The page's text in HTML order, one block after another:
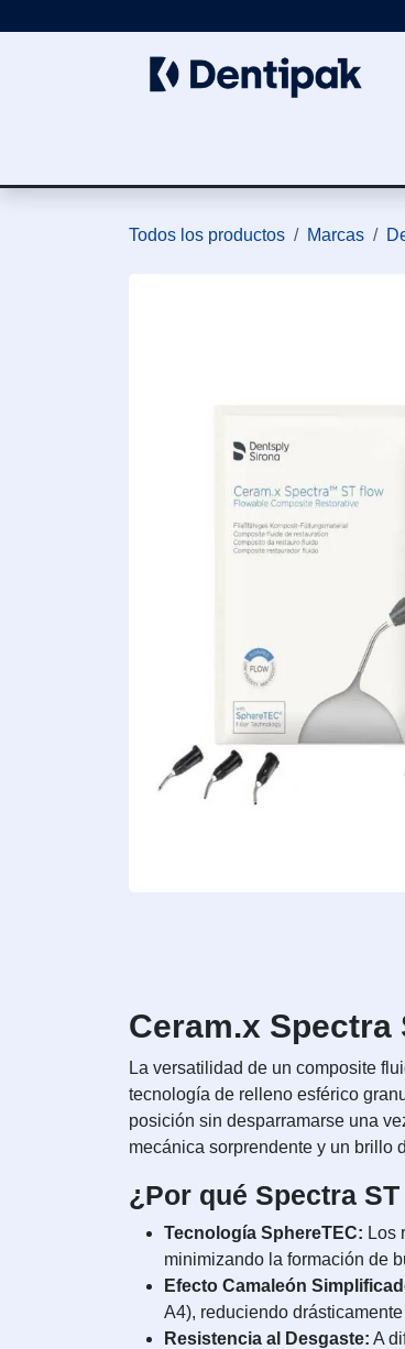
Todos los productos Marcas
Ceram.x Spectra
La versatilidad de un composite
tecnología de relleno esférico
posición sin desparramarse una
mecánica sorprendente y un brillo
¿Por qué Spectra
Tecnología SphereTEC: Los
minimizando la formación de
Efecto Camaleón
A4), reduciendo
Resistencia al Desgaste: A